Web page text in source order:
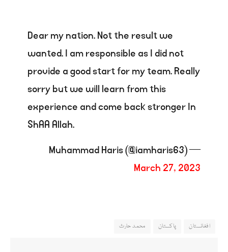
Dear my nation. Not the result we
wanted. I am responsible as I did not
provide a good start for my team. Really
sorry but we will learn from this
experience and come back stronger In
ShAA Allah.
— Muhammad Haris (@iamharis63)
March 27, 2023
افغانستان پاکستان محمد حارث